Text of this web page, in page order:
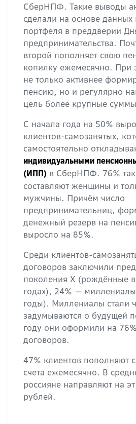
СберНПФ. Такие выводы
сделали на основе данных
портфеля в преддверии
предпринимательства.
второй пополняет свою
копилку ежемесячно.
не только активнее
пенсию, но и регулярно
цель более крупные
С начала года на 50%
клиентов-самозанятых,
самостоятельно
индивидуальными
(ИПП) в СберНПФ. 76%
составляют женщины и
мужчины. Причём число
предпринимательниц,
денежный резерв на
выросло на 85%.
Среди клиентов-
договоров заключили
поколения X (рождённые
годах), 24% —
годы). Миллениалы стали
задумываются о будущей
году они оформили на
договоров.
47% клиентов пополняют
счета ежемесячно. В
россияне направляют на
рублей.